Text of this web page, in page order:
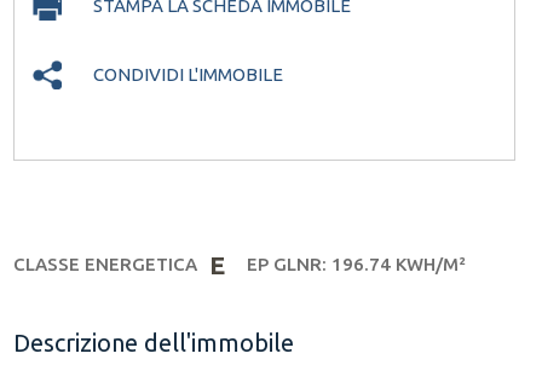
STAMPA LA SCHEDA IMMOBILE
CONDIVIDI L'IMMOBILE
CHIUDI
CLASSE ENERGETICA E EP GLNR: 196.74 KWH/M²
Descrizione dell'immobile